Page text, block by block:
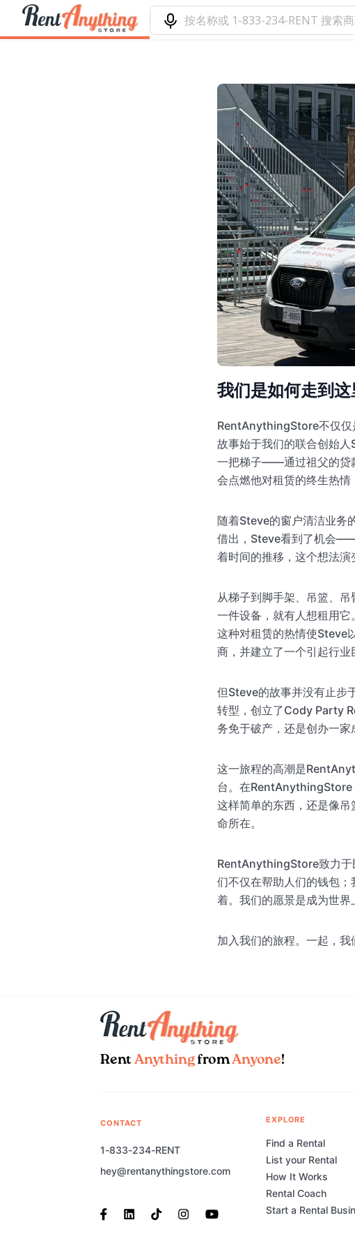
我们是如何走到
RentAnythingStore不仅仅
故事始于我们的联合创始
一把梯子——通过祖父的贷
会点燃他对租赁的终生热情
随着Steve的窗户清洁业务
借出，Steve看到了机会
着时间的推移，这个想法演
从梯子到脚手架、吊篮、
一件设备，就有人想租用它
这种对租赁的热情使Steve
商，并建立了一个引起行业
但Steve的故事并没有止步
转型，创立了Cody Party
务免于破产，还是创办一家
这一旅程的高潮是
台。在RentAnythingStore
这样简单的东西，还是像
命所在。
RentAnythingStore致力于
们不仅在帮助人们的钱包
着。我们的愿景是成为世界
加入我们的旅程。一起，我
Rent AnythingfromAnyone!
CONTACT
1-833-234-RENT
hey@rentanythingstore.com
EXPLORE
Find a Rental
List your Rental
How It Works
Rental Coach
Start a Rental